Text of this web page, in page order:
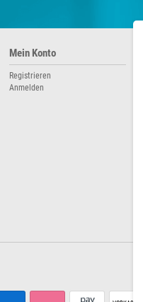
Mein Konto
Registrieren
Anmelden